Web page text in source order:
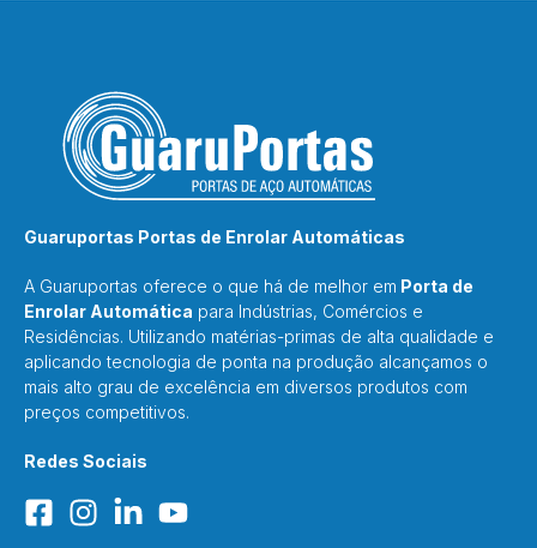
Guaruportas Portas de Enrolar Automáticas
A Guaruportas oferece o que há de melhor em Porta de
Enrolar Automática para Indústrias, Comércios e
Residências. Utilizando matérias-primas de alta qualidade e
aplicando tecnologia de ponta na produção alcançamos o
mais alto grau de excelência em diversos produtos com
preços competitivos.
Redes Sociais